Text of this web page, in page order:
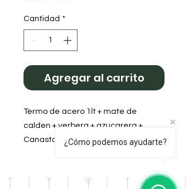
Cantidad *
Agregar al carrito
Termo de acero 1lt + mate de
calden + yerbera + azucarera +
Canasta
¿Cómo podemos ayudarte?